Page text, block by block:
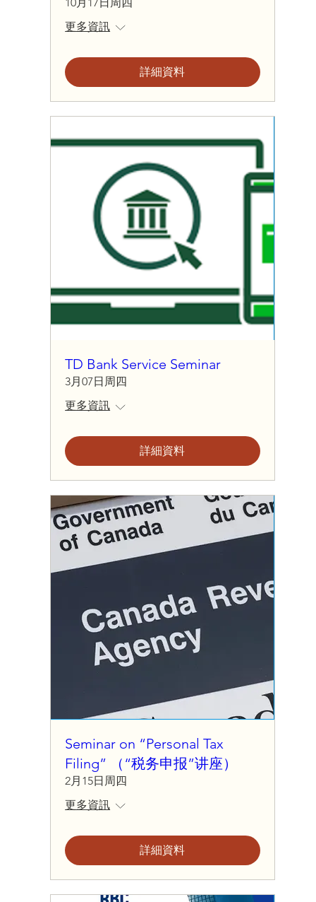
更多資訊
詳細資料
TD Bank Service Seminar
3月07日周四
更多資訊
詳細資料
Seminar on “Personal Tax
Filing” （“税务申报”讲座）
2月15日周四
更多資訊
詳細資料